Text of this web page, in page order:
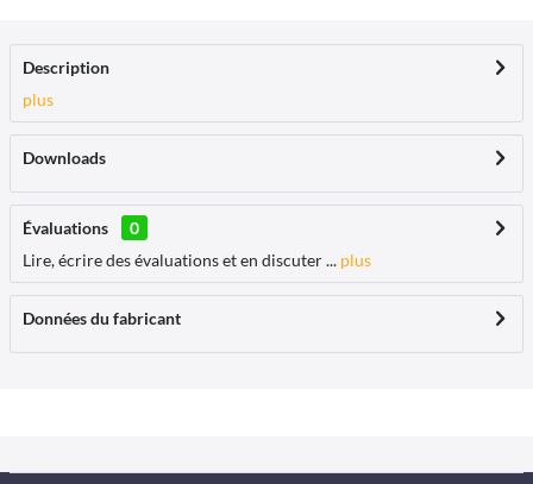
Description
plus
Downloads
Évaluations
0
Lire, écrire des évaluations et en discuter ... plus
Données du fabricant